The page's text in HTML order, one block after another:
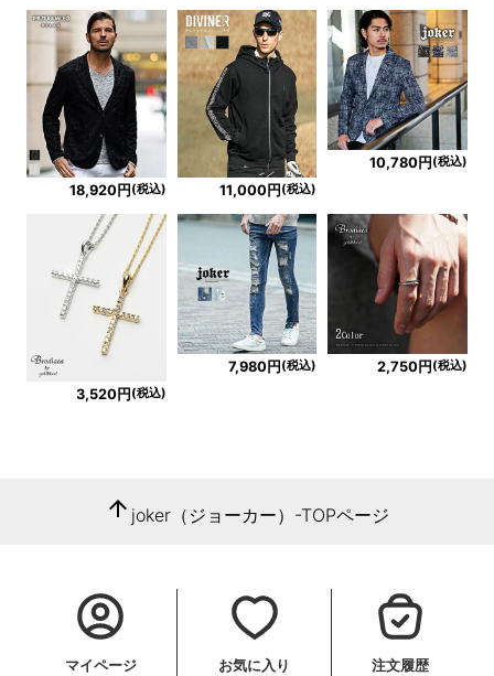
18,920円 (税込) 11,000円 (税込)
10,780円(税込)
3,520円 (税込)
7,980円(税込) 2,750円(税込)
arrow_upward joker（ジョーカー）-TOPページ
マイページ お気に入り 注文履歴